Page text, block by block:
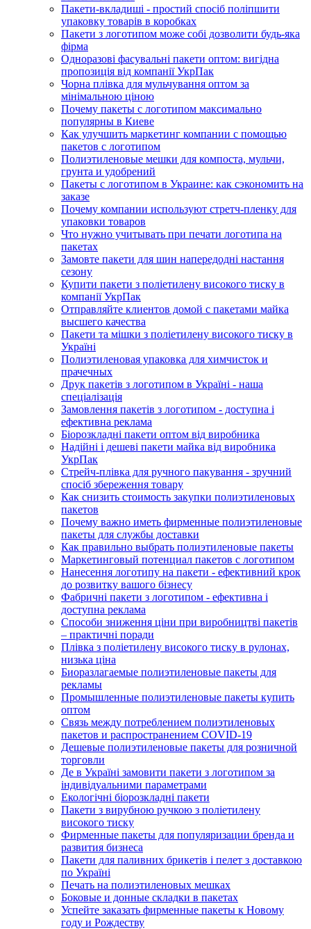
Пакети-вкладиші - простий спосіб поліпшити
упаковку товарів в коробках
Пакети з логотипом може собі дозволити будь-яка
фірма
Одноразові фасувальні пакети оптом: вигідна
пропозиція від компанії УкрПак
Чорна плівка для мульчування оптом за
мінімальною ціною
Почему пакеты с логотипом максимально
популярны в Киеве
Как улучшить маркетинг компании с помощью
пакетов с логотипом
Полиэтиленовые мешки для компоста, мульчи,
грунта и удобрений
Пакеты с логотипом в Украине: как сэкономить на
заказе
Почему компании используют стретч-пленку для
упаковки товаров
Что нужно учитывать при печати логотипа на
пакетах
Замовте пакети для шин напередодні настання
сезону
Купити пакети з поліетилену високого тиску в
компанії УкрПак
Отправляйте клиентов домой с пакетами майка
высшего качества
Пакети та мішки з поліетилену високого тиску в
Україні
Полиэтиленовая упаковка для химчисток и
прачечных
Друк пакетів з логотипом в Україні - наша
спеціалізація
Замовлення пакетів з логотипом - доступна і
ефективна реклама
Біорозкладні пакети оптом від виробника
Надійні і дешеві пакети майка від виробника
УкрПак
Стрейч-плівка для ручного пакування - зручний
спосіб збереження товару
Как снизить стоимость закупки полиэтиленовых
пакетов
Почему важно иметь фирменные полиэтиленовые
пакеты для службы доставки
Как правильно выбрать полиэтиленовые пакеты
Маркетинговый потенциал пакетов с логотипом
Нанесення логотипу на пакети - ефективний крок
до розвитку вашого бізнесу
Фабричні пакети з логотипом - ефективна і
доступна реклама
Способи зниження ціни при виробництві пакетів
– практичні поради
Плівка з поліетилену високого тиску в рулонах,
низька ціна
Биоразлагаемые полиэтиленовые пакеты для
рекламы
Промышленные полиэтиленовые пакеты купить
оптом
Связь между потреблением полиэтиленовых
пакетов и распространением COVID-19
Дешевые полиэтиленовые пакеты для розничной
торговли
Де в Україні замовити пакети з логотипом за
індивідуальними параметрами
Екологічні біорозкладні пакети
Пакети з вирубною ручкою з поліетилену
високого тиску
Фирменные пакеты для популяризации бренда и
развития бизнеса
Пакети для паливних брикетів і пелет з доставкою
по Україні
Печать на полиэтиленовых мешках
Боковые и донные складки в пакетах
Успейте заказать фирменные пакеты к Новому
году и Рождеству